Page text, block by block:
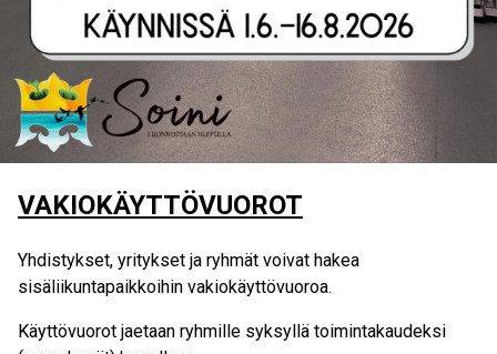
VAKIOKÄYTTÖVUOROT
Yhdistykset, yritykset ja ryhmät voivat hakea
sisäliikuntapaikkoihin vakiokäyttövuoroa.
Käyttövuorot jaetaan ryhmille syksyllä toimintakaudeksi